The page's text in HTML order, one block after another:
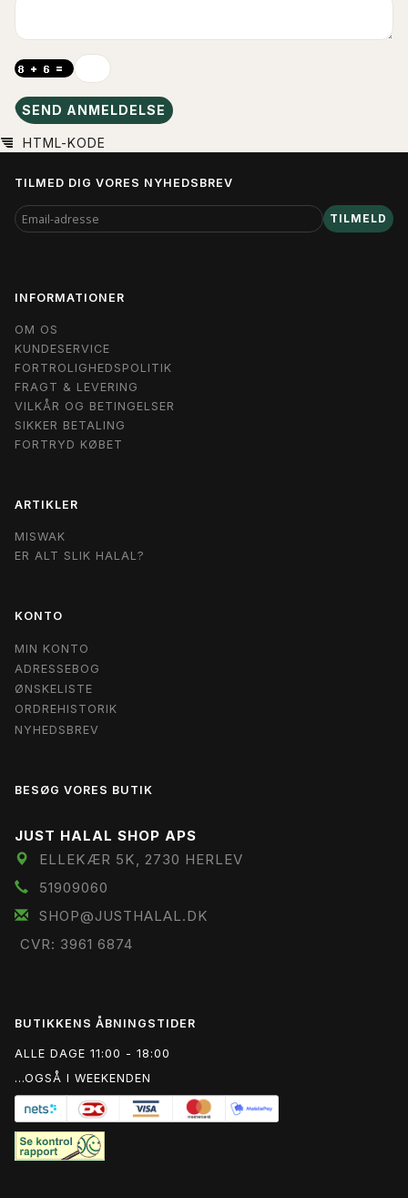
SEND ANMELDELSE
HTML-KODE
TILMED DIG VORES NYHEDSBREV
EMAIL-
ADRESSE
TILMELD
INFORMATIONER
OM OS
KUNDESERVICE
FORTROLIGHEDSPOLITIK
FRAGT & LEVERING
VILKÅR OG BETINGELSER
SIKKER BETALING
FORTRYD KØBET
ARTIKLER
MISWAK
ER ALT SLIK HALAL?
KONTO
MIN KONTO
ADRESSEBOG
ØNSKELISTE
ORDREHISTORIK
NYHEDSBREV
BESØG VORES BUTIK
JUST HALAL SHOP APS
ELLEKÆR 5K, 2730 HERLEV
51909060
SHOP@JUSTHALAL.DK
CVR: 3961 6874
BUTIKKENS ÅBNINGSTIDER
ALLE DAGE 11:00 - 18:00
...OGSÅ I WEEKENDEN